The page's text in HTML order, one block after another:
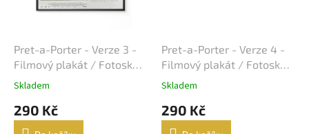
Juraj Herz 27
Ridley Scott 26
James Cameron
Woody Allen
Pret-a-Porter - Verze 3 -
Filmový plakát / Fotoska /
Slepka (cca A4)
Skladem
290 Kč
Pret-a-Porter - Verze 4 -
Filmový plakát / Fotoska /
Slepka (cca A4)
Skladem
290 Kč